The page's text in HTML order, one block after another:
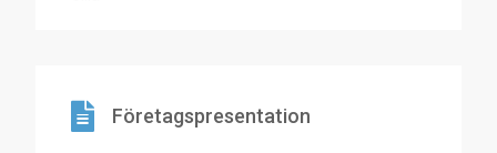
Företagspresentation